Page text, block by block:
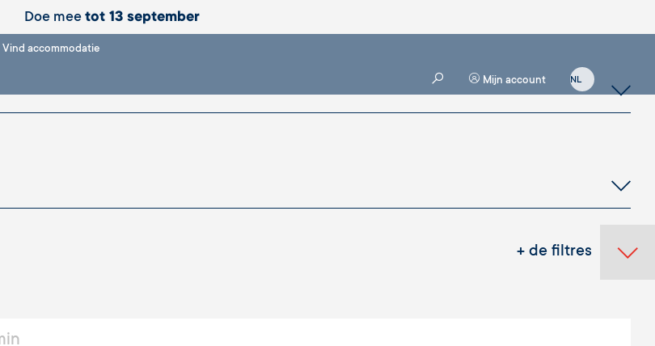
Doe mee tot 13 september
Vind accommodatie
Mijn account
+ de filtres